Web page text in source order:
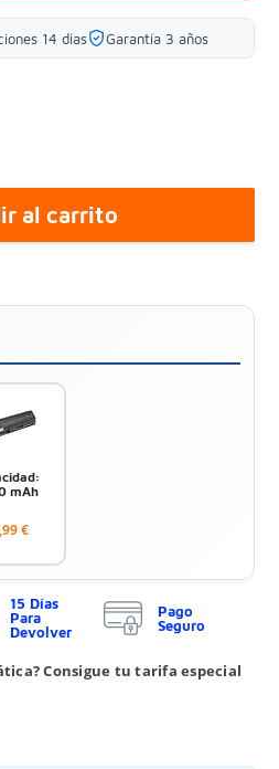
14 días Garantía 3 años
al carrito
mAh
€
15 Días
Para
Devolver
Pago
Seguro
Consigue tu tarifa especial